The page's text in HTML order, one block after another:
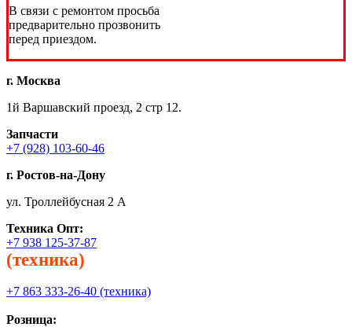
В связи с ремонтом просьба
предварительно прозвонить
перед приездом.
г. Москва
1й Варшавский проезд, 2 стр 12.
Запчасти
+7 (928) 103-60-46
г. Ростов-на-Дону
ул. Троллейбусная 2 А
Техника Опт:
+7 938 125-37-87
(техника)
+7 863 333-26-40 (техника)
Розница: